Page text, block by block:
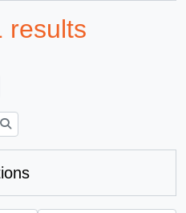
results